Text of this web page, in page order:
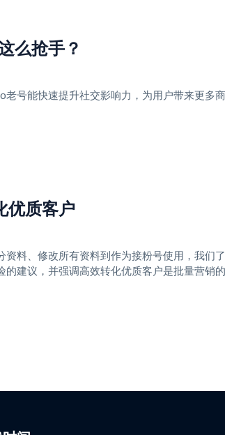
么抢手？
号能快速提升社交影响力，为用户带来更多
优质客户
料、修改所有资料到作为接粉号使用，我们
建议，并强调高效转化优质客户是批量营销